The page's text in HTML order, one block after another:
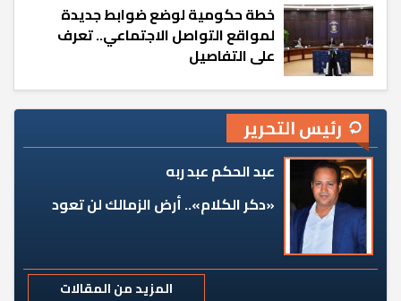
خطة حكومية لوضع ضوابط جديدة
لمواقع التواصل الاجتماعي.. تعرف
على التفاصيل
رئيس التحرير
عبد الحكم عبد ربه
«دكر الكلام».. أرض الزمالك لن تعود
المزيد من المقالات